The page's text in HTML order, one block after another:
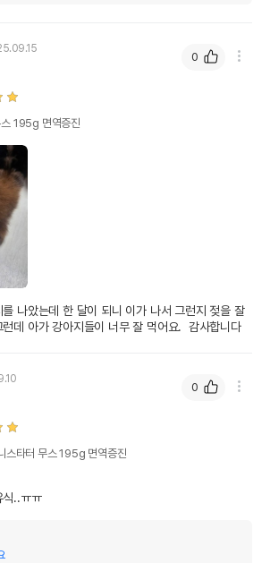
스 195g 면역증진
나았는데 한 달이 되니 이가 나서 그런지 젖을 잘
데 아가 강아지들이 너무 잘 먹어요.  감사합니다
0
스타터 무스 195g 면역증진
식..ㅠㅠ
0